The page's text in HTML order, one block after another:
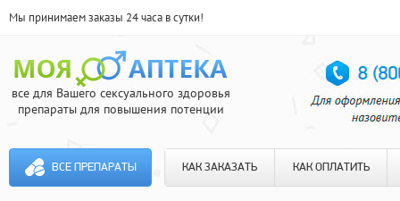
Мы принимаем заказы 24 часа в сутки!
все для Вашего сексуального здоровья
препараты для повышения потенции
ВСЕ ПРЕПАРАТЫ КАК ЗАКАЗАТЬ КАК ОПЛАТИТЬ